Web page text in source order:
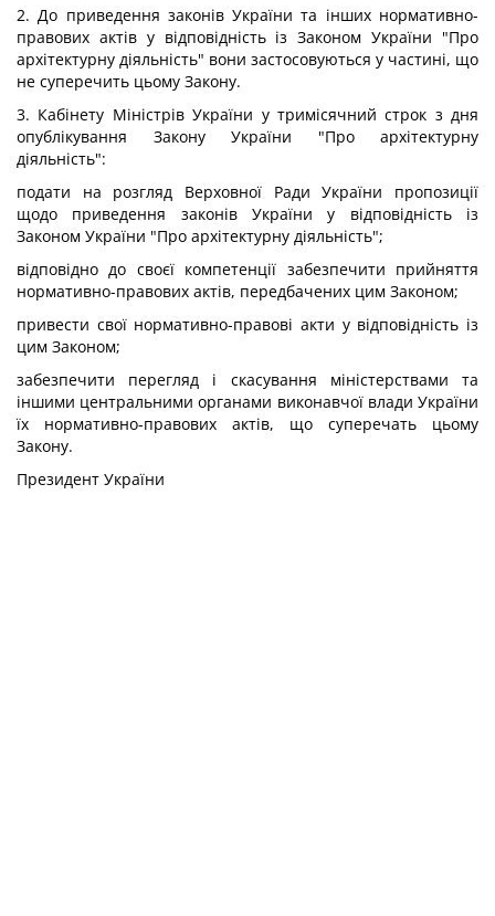
2. До приведення законів України та інших нормативно-
правових актів у відповідність із Законом України "Про
архітектурну діяльність" вони застосовуються у частині, що
не суперечить цьому Закону.
3. Кабінету Міністрів України у тримісячний строк з дня
опублікування Закону України "Про архітектурну
діяльність":
подати на розгляд Верховної Ради України пропозиції
щодо приведення законів України у відповідність із
Законом України "Про архітектурну діяльність";
відповідно до своєї компетенції забезпечити прийняття
нормативно-правових актів, передбачених цим Законом;
привести свої нормативно-правові акти у відповідність із
цим Законом;
забезпечити перегляд і скасування міністерствами та
іншими центральними органами виконавчої влади України
їх нормативно-правових актів, що суперечать цьому
Закону.
Президент України